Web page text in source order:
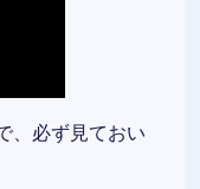
、必ず見ておい